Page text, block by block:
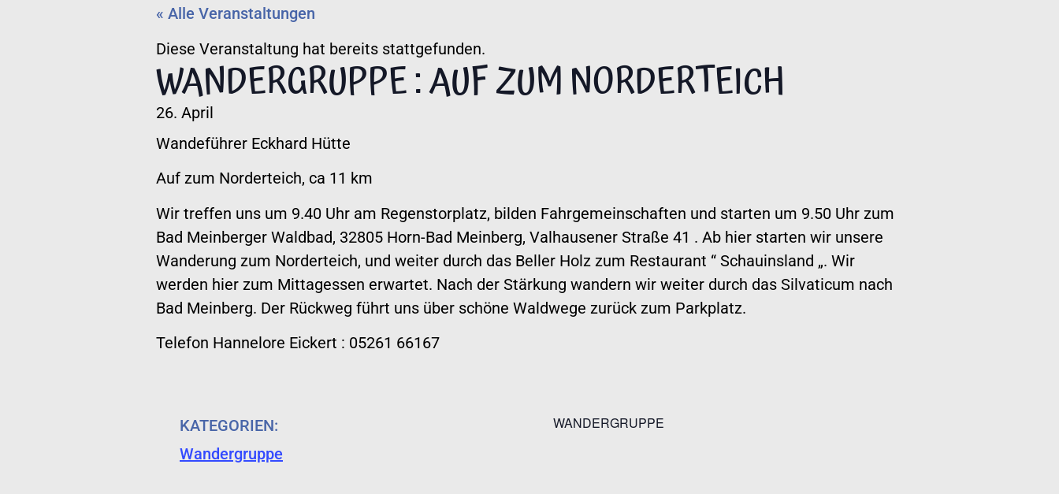
« Alle Veranstaltungen
Diese Veranstaltung hat bereits stattgefunden.
WANDERGRUPPE : AUF ZUM NORDERTEICH
26. April
Wandeführer Eckhard Hütte
Auf zum Norderteich, ca 11 km
Wir treffen uns um 9.40 Uhr am Regenstorplatz, bilden Fahrgemeinschaften und starten um 9.50 Uhr zum
Bad Meinberger Waldbad, 32805 Horn-Bad Meinberg, Valhausener Straße 41 . Ab hier starten wir unsere
Wanderung zum Norderteich, und weiter durch das Beller Holz zum Restaurant “ Schauinsland „. Wir
werden hier zum Mittagessen erwartet. Nach der Stärkung wandern wir weiter durch das Silvaticum nach
Bad Meinberg. Der Rückweg führt uns über schöne Waldwege zurück zum Parkplatz.
Telefon Hannelore Eickert : 05261 66167
KATEGORIEN:
Wandergruppe
WANDERGRUPPE